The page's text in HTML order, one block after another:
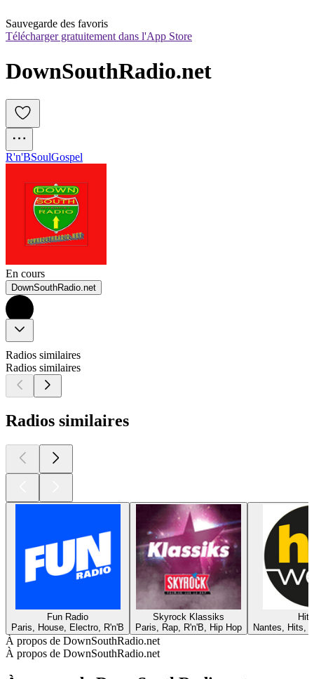
Sauvegarde des favoris
Télécharger gratuitement dans l'App Store
DownSouthRadio.net
R'n'BSoulGospel
En cours
DownSouthRadio.net
Radios similaires
Radios similaires
Radios similaires
Fun Radio
Paris, House, Electro, R'n'B
Skyrock Klassiks
Paris, Rap, R'n'B, Hip Hop
Hit
Nantes, Hits,
À propos de DownSouthRadio.net
À propos de DownSouthRadio.net